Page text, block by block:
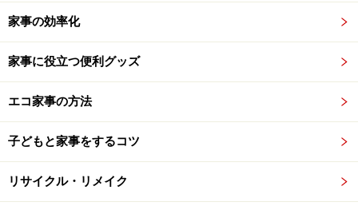
（掃除）といった内容を網羅する営みである、という定
しかし家庭内で行われる家事は基本的にアンペイドワー
ク（金銭的な対価を伴わない仕事）であり、往々にして
ペイドワークに比べて低く見積もられがちであるといわ
れています。
家事の効率化
家事に役立つ便利グッズ
エコ家事の方法
子どもと家事をするコツ
リサイクル・リメイク